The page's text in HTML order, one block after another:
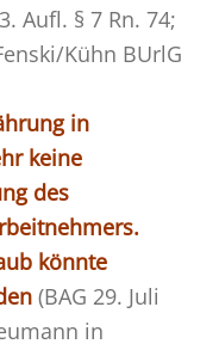
Aufl. § 7 Rn. 74;
Kühn BUrlG
in
keine
des
könnte
(BAG 29. Juli
in